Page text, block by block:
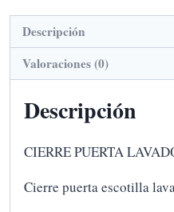
54
84
cantidad
Descripción
Valoraciones (0)
Descripción
CIERRE PUERTA
Cierre puerta escotilla